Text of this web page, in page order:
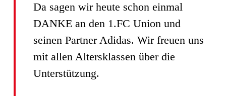
Da sagen wir heute schon einmal
DANKE an den 1.FC Union und
seinen Partner Adidas. Wir freuen uns
mit allen Altersklassen über die
Unterstützung.